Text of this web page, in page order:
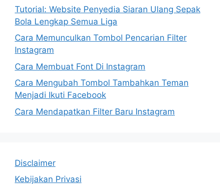
Tutorial: Website Penyedia Siaran Ulang Sepak
Bola Lengkap Semua Liga
Cara Memunculkan Tombol Pencarian Filter
Instagram
Cara Membuat Font Di Instagram
Cara Mengubah Tombol Tambahkan Teman
Menjadi Ikuti Facebook
Cara Mendapatkan Filter Baru Instagram
Disclaimer
Kebijakan Privasi